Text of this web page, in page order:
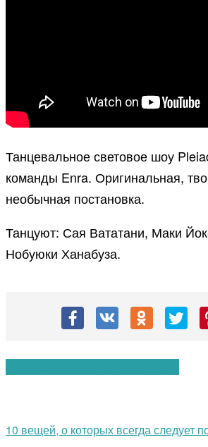
Танцевальное световое шоу
команды Enra. Оригинальная,
необычная постановка.
Танцуют: Сая Вататани, Маки
Нобуюки Ханабуза.
10 вещей, о которых всегда следует